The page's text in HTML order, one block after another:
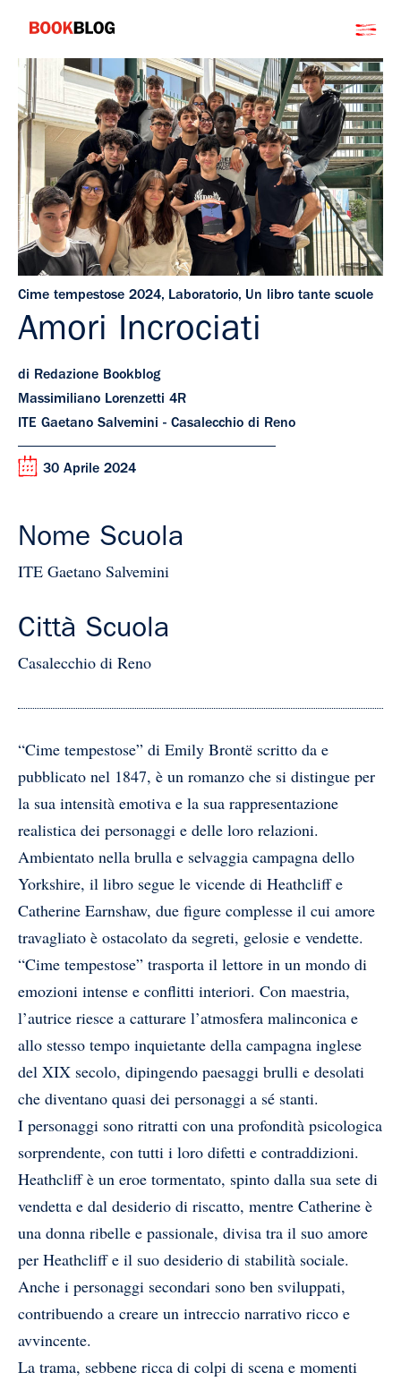
contenuto
Bookblog
Cime tempestose 2024, Laboratorio, Un libro tante scuole
Amori Incrociati
di Redazione Bookblog
Massimiliano Lorenzetti 4R
ITE Gaetano Salvemini - Casalecchio di Reno
30 Aprile 2024
Nome Scuola
ITE Gaetano Salvemini
Città Scuola
Casalecchio di Reno
“Cime tempestose” di Emily Brontë scritto da e
pubblicato nel 1847, è un romanzo che si distingue per
la sua intensità emotiva e la sua rappresentazione
realistica dei personaggi e delle loro relazioni.
Ambientato nella brulla e selvaggia campagna dello
Yorkshire, il libro segue le vicende di Heathcliff e
Catherine Earnshaw, due figure complesse il cui amore
travagliato è ostacolato da segreti, gelosie e vendette.
“Cime tempestose” trasporta il lettore in un mondo di
emozioni intense e conflitti interiori. Con maestria,
l’autrice riesce a catturare l’atmosfera malinconica e
allo stesso tempo inquietante della campagna inglese
del XIX secolo, dipingendo paesaggi brulli e desolati
che diventano quasi dei personaggi a sé stanti.
I personaggi sono ritratti con una profondità psicologica
sorprendente, con tutti i loro difetti e contraddizioni.
Heathcliff è un eroe tormentato, spinto dalla sua sete di
vendetta e dal desiderio di riscatto, mentre Catherine è
una donna ribelle e passionale, divisa tra il suo amore
per Heathcliff e il suo desiderio di stabilità sociale.
Anche i personaggi secondari sono ben sviluppati,
contribuendo a creare un intreccio narrativo ricco e
avvincente.
La trama, sebbene ricca di colpi di scena e momenti